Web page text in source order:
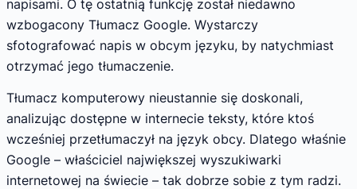
napisami. O tę ostatnią funkcję został niedawno
wzbogacony Tłumacz Google. Wystarczy
sfotografować napis w obcym języku, by natychmiast
otrzymać jego tłumaczenie.
Tłumacz komputerowy nieustannie się doskonali,
analizując dostępne w internecie teksty, które ktoś
wcześniej przetłumaczył na język obcy. Dlatego właśnie
Google – właściciel największej wyszukiwarki
internetowej na świecie – tak dobrze sobie z tym radzi.